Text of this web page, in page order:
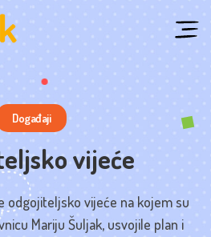
Događaji
vijeće
odgojiteljsko vijeće na kojem su
Mariju Šuljak, usvojile plan i